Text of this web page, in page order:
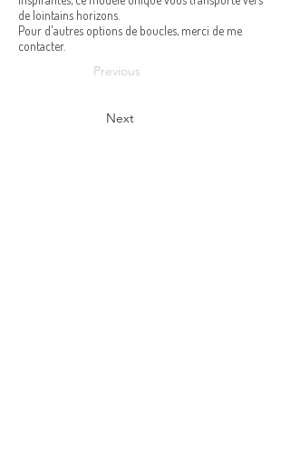
de lointains horizons.
Pour d'autres options de boucles, merci de me
contacter.
Previous
Next